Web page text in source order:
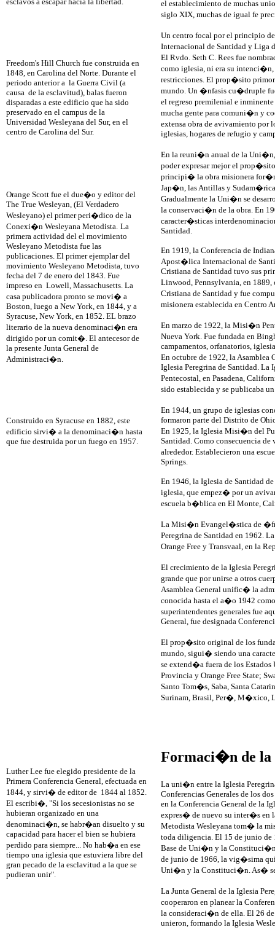
Freedom's Hill Church fue construida en
1848, en Carolina del Norte. Durante el
periodo anterior a la Guerra Civil (a
causa de la esclavitud), balas fueron
disparadas a este edificio que ha sido
preservado en el campus de la
Universidad Wesleyana del Sur, en el
centro de Carolina del Sur.
Orange Scott fue el due�o y editor del
The True Wesleyan, (El Verdadero
Wesleyano) el primer peri�dico de la
Conexi�n Wesleyana Metodista. La
primera actividad del el movimiento
Wesleyano Metodista fue las
publicaciones. El primer ejemplar del
movimiento Wesleyano Metodista, tuvo
fecha del 7 de enero del 1843. Fue
impreso en Lowell, Massachusetts. La
casa publicadora pronto se movi� a
Boston, luego a New York, en 1844, y a
Syracuse, New York, en 1852. EL brazo
literario de la nueva denominaci�n era
dirigido por un comit�. El antecesor de
la presente Junta General de
Administraci�n.
Construido en Syracuse en 1882, este
edificio sirvi� a la denominaci�n hasta
que fue destruida por un fuego en 1957.
el establecimiento de muchas
siglo XIX, muchas de igual fe
Un centro focal por el principio
Internacional de Santidad y Liga
El Rvdo. Seth C. Rees fue
como iglesia, ni era su intenci�n,
restricciones. El prop�sito
mundo. Un �nfasis cu�druple
el regreso premilenial e
mucha gente para comuni�n y
extensa obra de avivamiento por
iglesias, hogares de refugio y
En la reuni�n anual de la
poder expresar mejor el
principi� la obra misionera
Jap�n, las Antillas y
Gradualmente la Uni�n se
la conservaci�n de la obra. En
caracter�sticas
Santidad.
En 1919, la Conferencia de
Apost�lica Internacional de
Cristiana de Santidad tuvo sus
Linwood, Pennsylvania, en
Cristiana de Santidad y fue
misionera establecida en Centro
En marzo de 1922, la Misi�n
Nueva York. Fue fundada en
campamentos, orfanatorios,
En octubre de 1922, la
Iglesia Peregrina de Santidad. La
Pentecostal, en Pasadena,
sido establecida y se publicaba
En 1944, un grupo de iglesias
formaron parte del Distrito de
En 1925, la Iglesia Misi�n del
Santidad. Como consecuencia
alrededor. Establecieron una
Springs.
En 1946, la Iglesia de Santidad
iglesia, que empez� por un
escuela b�blica en El Monte,
La Misi�n Evangel�stica de
Peregrina de Santidad en 1962.
Orange Free y Transvaal, en la
El crecimiento de la Iglesia
grande que por unirse a otros
Asamblea General unific� la
conocida hasta el a�o 1942
superintendentes generales fue
General, fue designada
El prop�sito original de los
mundo, sigui� siendo una
se extend�a fuera de los
Provincia y Orange Free State;
Santo Tom�s, Saba, Santa
Surinam, Brasil, Per�, M�xico,
Luther Lee fue elegido presidente de la
Primera Conferencia General, efectuada en
1844, y sirvi� de editor de 1844 al 1852.
El escribi�, "Si los secesionistas no se
hubieran organizado en una
denominaci�n, se habr�an disuelto y su
capacidad para hacer el bien se hubiera
perdido para siempre... No hab�a en ese
tiempo una iglesia que estuviera libre del
gran pecado de la esclavitud a la que se
pudieran unir".
Formaci�n de la
La uni�n entre la Iglesia
Conferencias Generales de los
en la Conferencia General de la
expres� de nuevo su inter�s en
Metodista Wesleyana tom� la
toda diligencia. El 15 de junio de
Base de Uni�n y la Constituci�n
de junio de 1966, la vig�sima
Uni�n y la Constituci�n. As�
La Junta General de la Iglesia
cooperaron en planear la
la consideraci�n de ella. El 26
unieron, formando la Iglesia